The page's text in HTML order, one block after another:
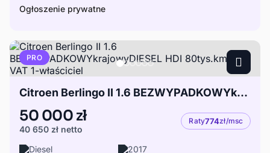
Ogłoszenie prywatne
PRO
Citroen Berlingo II 1.6 BEZWYPADKOWYkrajowyDIESEL HDI 80tys.km F-ra VAT 1-właściciel
50 000 zł
40 650 zł netto
Raty774zł/msc
Diesel
2017